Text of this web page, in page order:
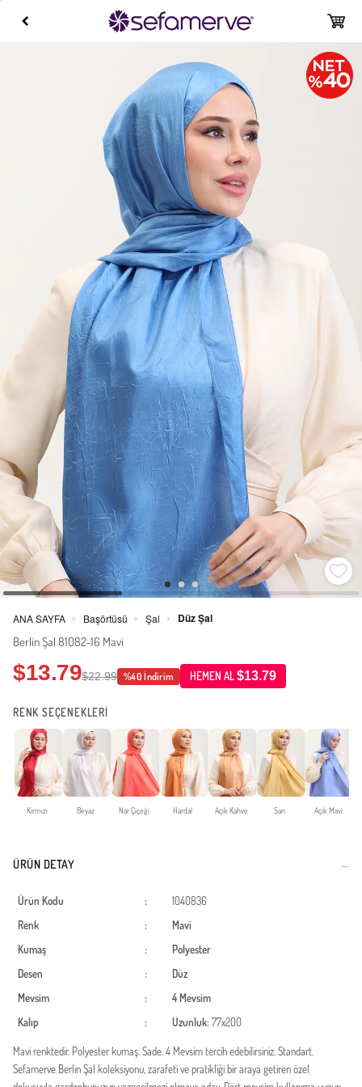
ANA SAYFA > Başörtüsü > Şal > Düz Şal
Berlin Şal 81082-16 Mavi
$13.79$22.99 %40 İndirim HEMEN AL$13.79
RENK SEÇENEKLERİ
Kırmızı Beyaz Nar Çiçeği Hardal Açık Kahve Sarı Açık Mavi
ÜRÜN DETAY
Ürün Kodu :
1040836
Renk
:
Mavi
Kumaş
:
Polyester
Desen
:
Düz
Mevsim
:
4 Mevsim
Kalıp
: Uzunluk: 77x200
Mavi renktedir. Polyester kumaş. Sade. 4 Mevsim tercih edebilirsiniz. Standart.
Sefamerve Berlin Şal koleksiyonu, zarafeti ve pratikliği bir araya getiren özel